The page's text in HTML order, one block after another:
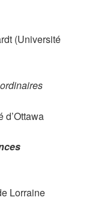
(Université
d’Ottawa
Lorraine